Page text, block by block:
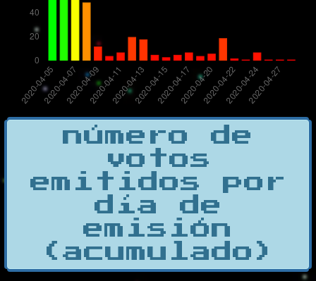
número de
votos
emitidos por
día de
emisión
(acumulado)